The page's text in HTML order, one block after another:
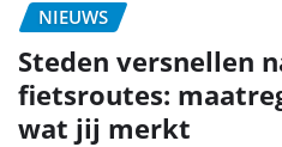
NIEUWS
Steden versnellen
fietsroutes:
wat jij merkt